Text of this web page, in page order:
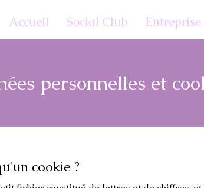
Accueil Social Club Entreprise
personnelles et
cookie ?